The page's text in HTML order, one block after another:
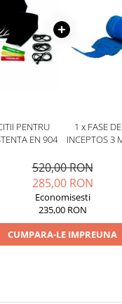
PENTRU
EN 904
1 x FASE
INCEPTOS 3
520,00 RON
285,00 RON
Economisesti
235,00 RON
CUMPARA-LE IMPREUNA